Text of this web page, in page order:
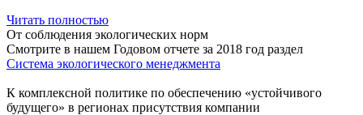
Читать полностью
От соблюдения экологических норм
Смотрите в нашем Годовом отчете за 2018 год раздел
Система экологического менеджмента
К комплексной политике по обеспечению «устойчивого
будущего» в регионах присутствия компании